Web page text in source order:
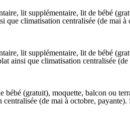
lit supplémentaire, lit de bébé
climatisation centralisée (de mai
lit supplémentaire, lit de bébé
ainsi que climatisation centralisée
(gratuit), moquette, balcon ou
(de mai à octobre,